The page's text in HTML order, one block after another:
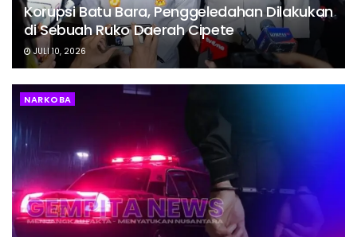
Korupsi Batu Bara, Penggeledahan Dilakukan
di Sebuah Ruko Daerah Cipete
JULI 10, 2026
NARKOBA